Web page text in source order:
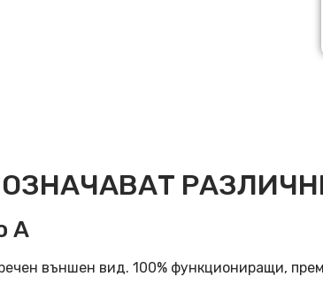
А
външен вид. 100% функциониращи,